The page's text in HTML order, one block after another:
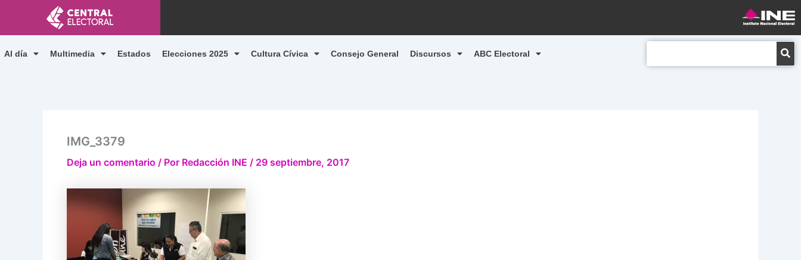
contenido
Al día Multimedia Estados Elecciones 2025 Cultura Cívica Consejo General Discursos ABC Electoral
IMG_3379
Deja un comentario / Por Redacción INE / 29 septiembre, 2017